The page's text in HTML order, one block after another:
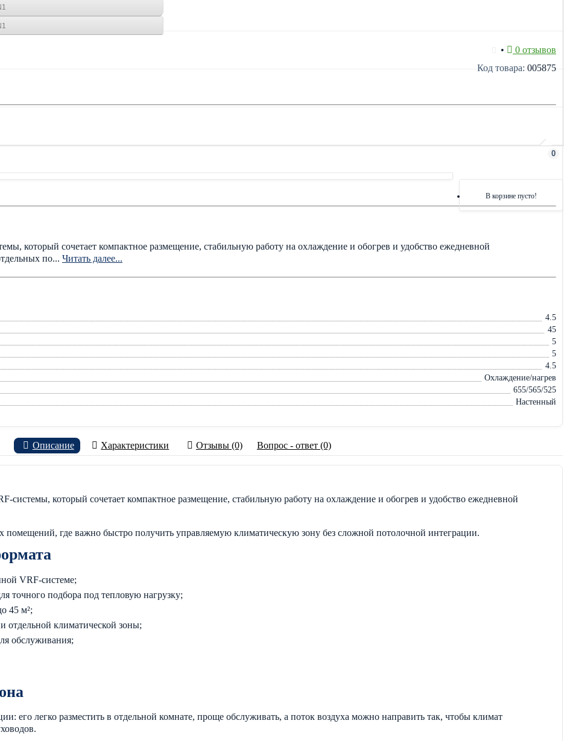
0
В корзине пусто!
•
0 отзывов
Код товара: 005875
который сочетает компактное размещение, стабильную работу на охлаждение и обогрев и удобство ежедневной
по... Читать далее...
4.5
45
5
5
4.5
Охлаждение/нагрев
655/565/525
Настенный
Описание Характеристики Отзывы (0) Вопрос - ответ (0)
системы, который сочетает компактное размещение, стабильную работу на охлаждение и обогрев и удобство ежедневной
помещений, где важно быстро получить управляемую климатическую зону без сложной потолочной интеграции.
VRF-системе;
точного подбора под тепловую нагрузку;
45 м²;
отдельной климатической зоны;
обслуживания;
его легко разместить в отдельной комнате, проще обслуживать, а поток воздуха можно направить так, чтобы климат